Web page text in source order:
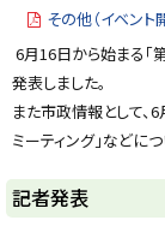
その他（イベント
6月16日から始まる「
発表しました。
また市政情報として、
ミーティング」などに
ト
ッ
記者発表